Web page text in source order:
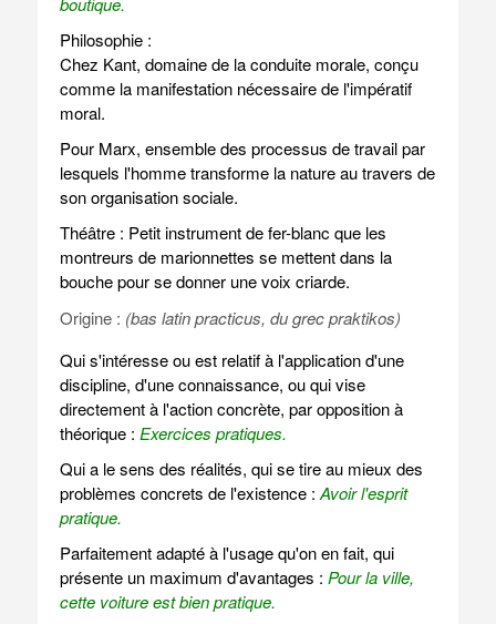
Philosophie :
Chez Kant, domaine de la conduite morale, conçu
comme la manifestation nécessaire de l'impératif
moral.
Pour Marx, ensemble des processus de travail par
lesquels l'homme transforme la nature au travers de
son organisation sociale.
Théâtre : Petit instrument de fer-blanc que les
montreurs de marionnettes se mettent dans la
bouche pour se donner une voix criarde.
Origine : (bas latin practicus, du grec praktikos)
Qui s'intéresse ou est relatif à l'application d'une
discipline, d'une connaissance, ou qui vise
directement à l'action concrète, par opposition à
théorique : Exercices pratiques.
Qui a le sens des réalités, qui se tire au mieux des
problèmes concrets de l'existence : Avoir l'esprit
pratique.
Parfaitement adapté à l'usage qu'on en fait, qui
présente un maximum d'avantages : Pour la ville,
cette voiture est bien pratique.